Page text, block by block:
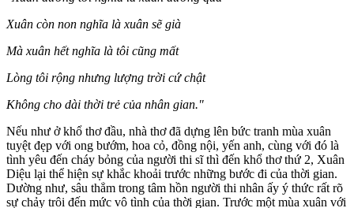
Xuân còn non nghĩa là xuân sẽ già
Mà xuân hết nghĩa là tôi cũng mất
Lòng tôi rộng nhưng lượng trời cứ chật
Không cho dài thời trẻ của nhân gian."
Nếu như ở khổ thơ đầu, nhà thơ đã dựng lên bức tranh mùa xuân
tuyệt đẹp với ong bướm, hoa cỏ, đồng nội, yến anh, cùng với đó là
tình yêu đến cháy bỏng của người thi sĩ thì đến khổ thơ thứ 2, Xuân
Diệu lại thể hiện sự khắc khoải trước những bước đi của thời gian.
Dường như, sâu thẳm trong tâm hồn người thi nhân ấy ý thức rất rõ
sự chảy trôi đến mức vô tình của thời gian. Trước một mùa xuân với